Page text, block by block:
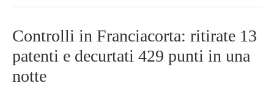
Controlli in Franciacorta: ritirate 13
patenti e decurtati 429 punti in una
notte